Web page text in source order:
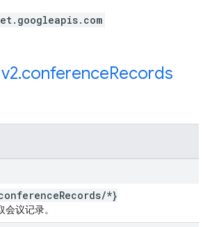
v2.conferenceRecords
Records/*}
会议记录。